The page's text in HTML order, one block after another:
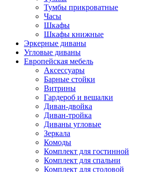
Тумбы прикроватные
Часы
Шкафы
Шкафы книжные
Эркерные диваны
Угловые диваны
Европейская мебель
Аксессуары
Барные стойки
Витрины
Гардероб и вешалки
Диван-двойка
Диван-тройка
Диваны угловые
Зеркала
Комоды
Комплект для гостинной
Комплект для спальни
Комплект для столовой